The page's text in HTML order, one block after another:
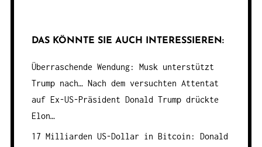
DAS KÖNNTE SIE AUCH INTERESSIEREN:
Überraschende Wendung: Musk unterstützt
Trump nach…Nach dem versuchten Attentat
auf Ex-US-Präsident Donald Trump drückte
Elon…
17 Milliarden US-Dollar in Bitcoin: Donald